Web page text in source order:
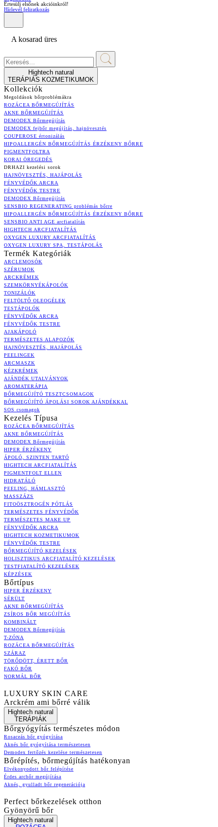
Értesülj elsőnek akcióinkról!
Hírlevél feliratkozás
A kosarad üres
Hightech natural
TERÁPIÁS KOZMETIKUMOK
Kollekciók
Megoldások bőrproblémákra
ROZÁCEA BŐRMEGÚJÍTÁS
AKNE BŐRMEGÚJÍTÁS
DEMODEX Bőrmegújítás
DEMODEX fejbőr megújítás, hajnövesztés
COUPEROSE értonizálás
HIPOALLERGÉN BŐRMEGÚJÍTÁS ÉRZÉKENY BŐRRE
PIGMENTFOLTRA
KORAI ÖREGEDÉS
DRHAZI kezelési sorok
HAJNÖVESZTÉS, HAJÁPOLÁS
FÉNYVÉDŐK ARCRA
FÉNYVÉDŐK TESTRE
DEMODEX Bőrmegújítás
SENSBIO REGENERATING problémás bőrre
HIPOALLERGÉN BŐRMEGÚJÍTÁS ÉRZÉKENY BŐRRE
SENSBIO ANTI AGE arcfiatalítás
HIGHTECH ARCFIATALÍTÁS
OXYGEN LUXURY ARCFIATALÍTÁS
OXYGEN LUXURY SPA, TESTÁPOLÁS
Termék Kategóriák
ARCLEMOSÓK
SZÉRUMOK
ARCKRÉMEK
SZEMKÖRNYÉKÁPOLÓK
TONIZÁLÓK
FELTÖLTŐ OLEOGÉLEK
TESTÁPOLÓK
FÉNYVÉDŐK ARCRA
FÉNYVÉDŐK TESTRE
AJAKÁPOLÓ
TERMÉSZETES ALAPOZÓK
HAJNÖVESZTÉS, HAJÁPOLÁS
PEELINGEK
ARCMASZK
KÉZKRÉMEK
AJÁNDÉK UTALVÁNYOK
AROMATERÁPIA
BŐRMEGÚJÍTÓ TESZTCSOMAGOK
BŐRMEGÚJÍTÓ ÁPOLÁSI SOROK AJÁNDÉKKAL
SOS csomagok
Kezelés Típusa
ROZÁCEA BŐRMEGÚJÍTÁS
AKNE BŐRMEGÚJÍTÁS
DEMODEX Bőrmegújítás
HIPER ÉRZÉKENY
ÁPOLÓ, SZINTEN TARTÓ
HIGHTECH ARCFIATALÍTÁS
PIGMENTFOLT ELLEN
HIDRATÁLÓ
PEELING, HÁMLASZTÓ
MASSZÁZS
FITOÖSZTROGÉN PÓTLÁS
TERMÉSZETES FÉNYVÉDŐK
TERMÉSZETES MAKE UP
FÉNYVÉDŐK ARCRA
HIGHTECH KOZMETIKUMOK
FÉNYVÉDŐK TESTRE
BŐRMEGÚJÍTÓ KEZELÉSEK
HOLISZTIKUS ARCFIATALÍTÓ KEZELÉSEK
TESTFIATALÍTÓ KEZELÉSEK
KÉPZÉSEK
Bőrtípus
HIPER ÉRZÉKENY
SÉRÜLT
AKNE BŐRMEGÚJÍTÁS
ZSÍROS BŐR MEGÚJÍTÁS
KOMBINÁLT
DEMODEX Bőrmegújítás
T-ZÓNA
ROZÁCEA BŐRMEGÚJÍTÁS
SZÁRAZ
TÖRŐDÖTT, ÉRETT BŐR
FAKÓ BŐR
NORMÁL BŐR
LUXURY SKIN CARE
Arckrém ami bőrré válik
Hightech natural
TERÁPIÁK
Bőrgyógyítás természetes módon
Rosaceás bőr gyógyítása
Aknés bőr gyógyítása természetesen
Demodex fertőzés kezelése természetesen
Bőrépítés, bőrmegújítás hatékonyan
Elvékonyodott bőr felépítése
Érdes arcbőr megújítása
Aknés, gyulladt bőr regenerációja
Perfect bőrkezelések otthon
Gyönyörű bőr
Hightech natural